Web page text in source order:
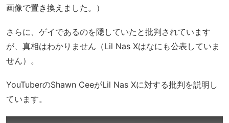
画像で置き換えました。）
さらに、ゲイであるのを隠していたと批判されています
が、真相はわかりません（Lil Nas Xはなにも公表していま
せん）。
YouTuberのShawn CeeがLil Nas Xに対する批判を説明し
ています。